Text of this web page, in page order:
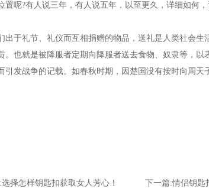
呢?有人说三年，有人说五年，以至更久，详细如何，
出于礼节、礼仪而互相捐赠的物品，送礼是人类社会
。也就是被降服者定期向降服者送去食物、奴隶等，
引发战争的记载。如春秋时期，因楚国没有按时向周
选择怎样钥匙扣获取女人芳心！ 下一篇:情侣钥匙